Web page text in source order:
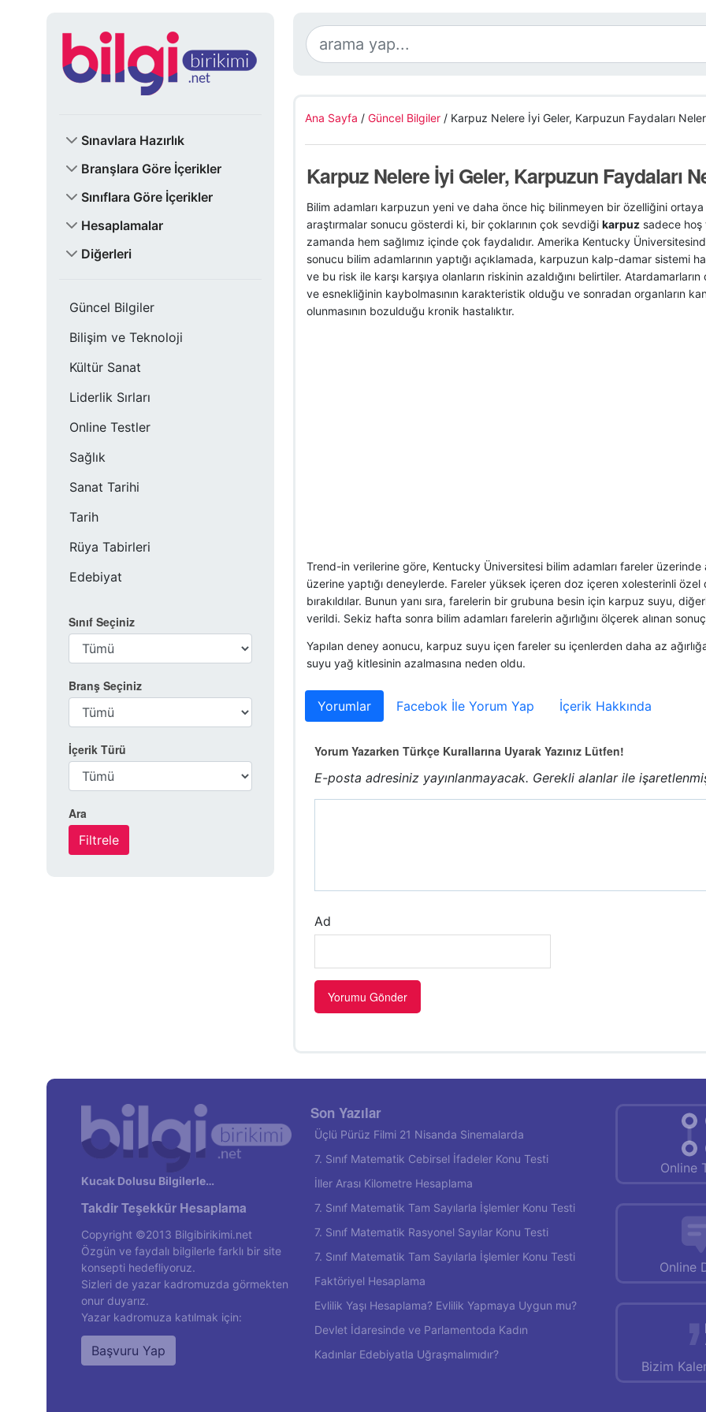
Sınavlara Hazırlık
Branşlara Göre İçerikler
Sınıflara Göre İçerikler
Hesaplamalar
Diğerleri
Güncel Bilgiler
Bilişim ve Teknoloji
Kültür Sanat
Liderlik Sırları
Online Testler
Sağlık
Sanat Tarihi
Tarih
Rüya Tabirleri
Edebiyat
Sınıf Seçiniz
Branş Seçiniz
İçerik Türü
Ara
Ana Sayfa / Güncel Bilgiler/ Karpuz Nelere İyi Geler, Karpuzun Faydaları
Karpuz Nelere İyi Geler, Karpuzun Faydaları
Bilim adamları karpuzun yeni ve daha önce hiç bilinmeyen bir özelliğini ortaya
araştırmalar sonucu gösterdi ki, bir çoklarının çok sevdiği karpuzsadece hoş
zamanda hem sağlımız içinde çok faydalıdır. Amerika Kentucky
sonucu bilim adamlarının yaptığı açıklamada, karpuzun kalp-damar sistemi
ve bu risk ile karşı karşıya olanların riskinin azaldığını belirtiler. Atardamarların
ve esnekliğinin kaybolmasının karakteristik olduğu ve sonradan organların
olunmasının bozulduğu kronik hastalıktır.
Trend-in verilerine göre, Kentucky Üniversitesi bilim adamları fareler üzerinde
üzerine yaptığı deneylerde. Fareler yüksek içeren doz içeren xolesterinli özel
bırakıldılar. Bunun yanı sıra, farelerin bir grubuna besin için karpuz suyu,
verildi. Sekiz hafta sonra bilim adamları farelerin ağırlığını ölçerek alınan
Yapılan deney aonucu, karpuz suyu içen fareler su içenlerden daha az
suyu yağ kitlesinin azalmasına neden oldu.
Yorumlar Facebok İle Yorum Yap İçerik Hakkında
Yorum Yazarken Türkçe Kurallarına Uyarak Yazınız Lütfen!
E-posta adresiniz yayınlanmayacak. Gerekli alanlar ile
Ad
Kucak Dolusu Bilgilerle…
Takdir Teşekkür Hesaplama
Copyright ©2013 Bilgibirikimi.net
Özgün ve faydalı bilgilerle farklı bir site
konsepti hedefliyoruz.
Sizleri de yazar kadromuzda görmekten
onur duyarız.
Yazar kadromuza katılmak için:
Başvuru Yap
Son Yazılar
Üçlü Pürüz Filmi 21 Nisanda Sinemalarda
7. Sınıf Matematik Cebirsel İfadeler Konu Testi
İller Arası Kilometre Hesaplama
7. Sınıf Matematik Tam Sayılarla İşlemler Konu Testi
7. Sınıf Matematik Rasyonel Sayılar Konu Testi
7. Sınıf Matematik Tam Sayılarla İşlemler Konu Testi
Faktöriyel Hesaplama
Evlilik Yaşı Hesaplama? Evlilik Yapmaya Uygun mu?
Devlet İdaresinde ve Parlamentoda Kadın
Kadınlar Edebiyatla Uğraşmalımıdır?
Online
Online
Bizim